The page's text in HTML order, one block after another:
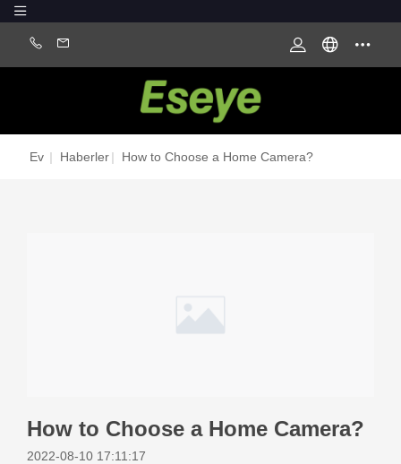
Ev | Haberler| How to Choose a Home Camera?
How to Choose a Home Camera?
2022-08-10 17:11:17